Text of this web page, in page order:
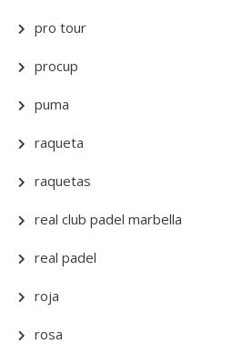
pro tour
procup
puma
raqueta
raquetas
real club padel marbella
real padel
roja
rosa